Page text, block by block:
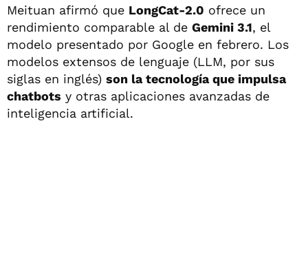
Meituan afirmó que LongCat-2.0 ofrece un
rendimiento comparable al de Gemini 3.1, el
modelo presentado por Google en febrero. Los
modelos extensos de lenguaje (LLM, por sus
siglas en inglés) son la tecnología que impulsa
chatbots y otras aplicaciones avanzadas de
inteligencia artificial.